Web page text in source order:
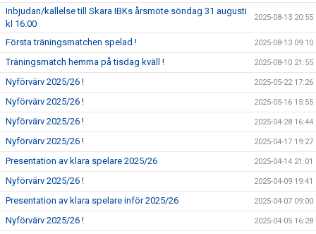
Inbjudan/kallelse till Skara IBKs årsmöte söndag 31 augusti
kl 16.00
2025-08-13 20:55
Första träningsmatchen spelad ! 2025-08-13 09:10
Träningsmatch hemma på tisdag kväll ! 2025-08-10 21:55
Nyförvärv 2025/26 ! 2025-05-22 17:26
Nyförvärv 2025/26 ! 2025-05-16 15:55
Nyförvärv 2025/26 ! 2025-04-28 16:44
Nyförvärv 2025/26 ! 2025-04-17 19:27
Presentation av klara spelare 2025/26 2025-04-14 21:01
Nyförvärv 2025/26 ! 2025-04-09 19:41
Presentation av klara spelare inför 2025/26 2025-04-07 09:00
Nyförvärv 2025/26 ! 2025-04-05 16:28